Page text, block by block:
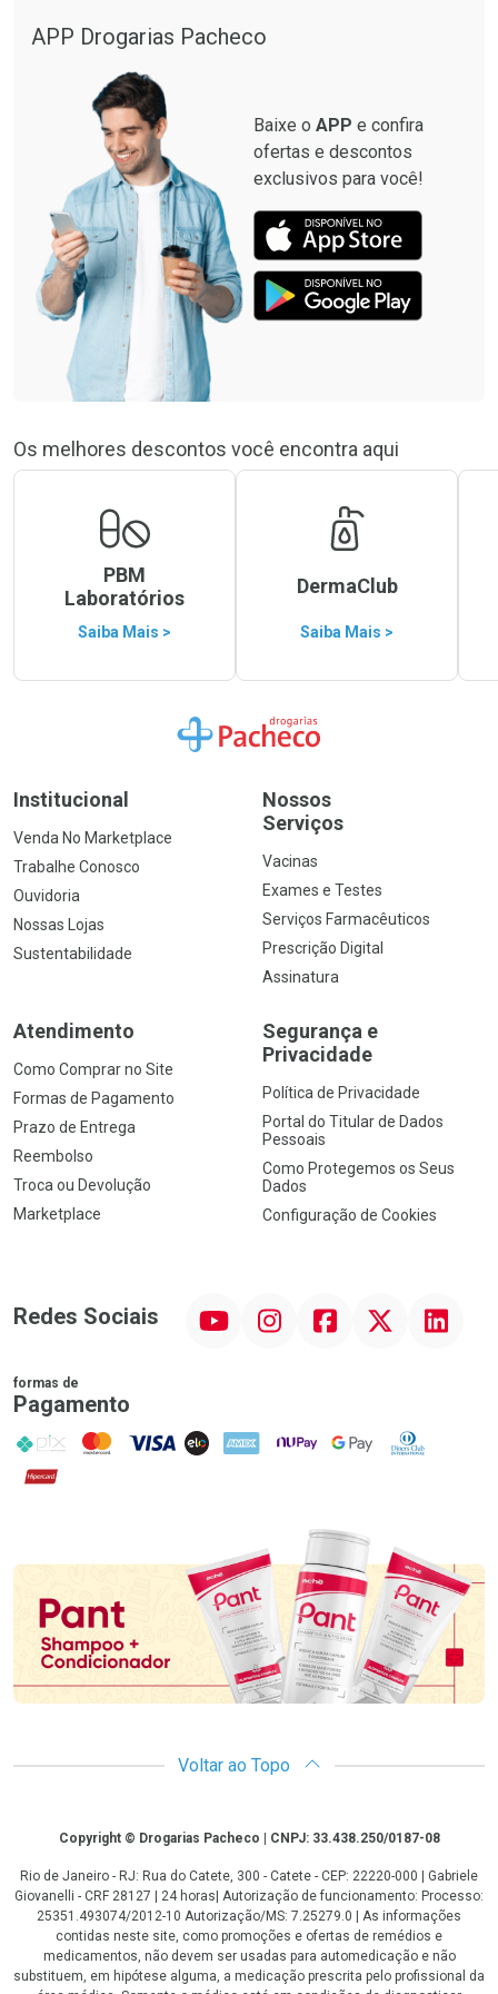
APP Drogarias Pacheco
Baixe o APP e confira
ofertas e descontos
exclusivos para você!
Os melhores descontos você encontra aqui
PBM
Laboratórios
Saiba Mais >
DermaClub
Saiba Mais >
Ir para a Home
Institucional
Venda No Marketplace
Trabalhe Conosco
Ouvidoria
Nossas Lojas
Sustentabilidade
Nossos
Serviços
Vacinas
Exames e Testes
Serviços Farmacêuticos
Prescrição Digital
Assinatura
Atendimento
Como Comprar no Site
Formas de Pagamento
Prazo de Entrega
Reembolso
Troca ou Devolução
Marketplace
Segurança e
Privacidade
Política de Privacidade
Portal do Titular de Dados
Pessoais
Como Protegemos os Seus
Dados
Configuração de Cookies
Redes Sociais InstagramFacebookTwitter Linkedin
formas de
Pagamento
PIX MasterCard
VISA ELO AMEX NuPay Google PayDiners Club
Hipercard
Promoção em Destaque
Voltar ao Topo
CopyrightCopyright © Drogarias Pacheco | CNPJ: 33.438.250/0187-08
Rio de Janeiro - RJ: Rua do Catete, 300 - Catete - CEP: 22220-000 | Gabriele
Giovanelli - CRF 28127 | 24 horas| Autorização de funcionamento: Processo:
25351.493074/2012-10 Autorização/MS: 7.25279.0 | As informações
contidas neste site, como promoções e ofertas de remédios e
medicamentos, não devem ser usadas para automedicação e não
substituem, em hipótese alguma, a medicação prescrita pelo profissional da